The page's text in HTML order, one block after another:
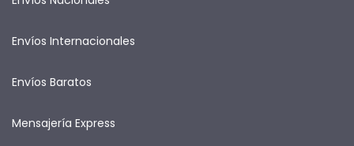
Envíos Internacionales
Envíos Baratos
Mensajería Express